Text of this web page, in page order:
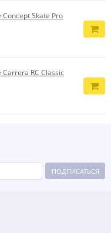
Skate Pro
RC Classic
ПОДПИСАТЬСЯ